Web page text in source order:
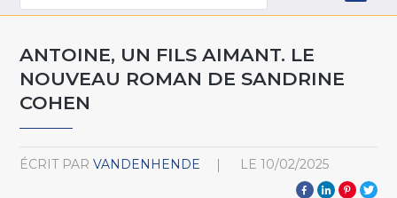
ANTOINE, UN FILS AIMANT. LE
NOUVEAU ROMAN DE SANDRINE
COHEN
ÉCRIT PAR VANDENHENDE LE 10/02/2025